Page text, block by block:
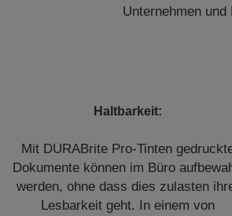
Unternehmen
Haltbarkeit:
Mit DURABrite Pro-Tinten
Dokumente können im Büro
werden, ohne dass dies zulasten
Lesbarkeit geht. In einem von